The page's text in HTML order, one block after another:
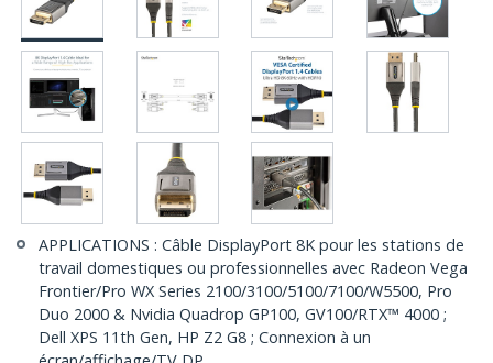
APPLICATIONS : Câble DisplayPort 8K pour les stations de
travail domestiques ou professionnelles avec Radeon Vega
Frontier/Pro WX Series 2100/3100/5100/7100/W5500, Pro
Duo 2000 & Nvidia Quadrop GP100, GV100/RTX™ 4000 ;
Dell XPS 11th Gen, HP Z2 G8 ; Connexion à un